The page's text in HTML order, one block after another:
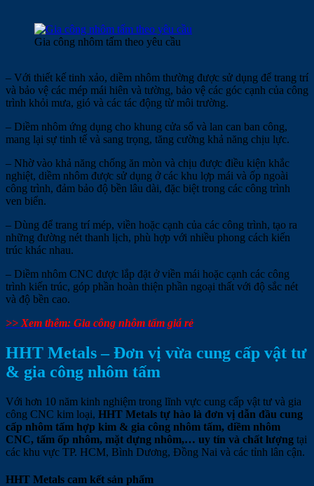
Gia công nhôm tấm theo yêu cầu
– Với thiết kế tinh xảo, diềm nhôm thường được sử dụng để trang trí
và bảo vệ các mép mái hiên và tường, bảo vệ các góc cạnh của công
trình khỏi mưa, gió và các tác động từ môi trường.
– Diềm nhôm ứng dụng cho khung cửa sổ và lan can ban công,
mang lại sự tinh tế và sang trọng, tăng cường khả năng chịu lực.
– Nhờ vào khả năng chống ăn mòn và chịu được điều kiện khắc
nghiệt, diềm nhôm được sử dụng ở các khu lợp mái và ốp ngoài
công trình, đảm bảo độ bền lâu dài, đặc biệt trong các công trình
ven biển.
– Dùng để trang trí mép, viền hoặc cạnh của các công trình, tạo ra
những đường nét thanh lịch, phù hợp với nhiều phong cách kiến
trúc khác nhau.
– Diềm nhôm CNC được lắp đặt ở viền mái hoặc cạnh các công
trình kiến trúc, góp phần hoàn thiện phần ngoại thất với độ sắc nét
và độ bền cao.
>> Xem thêm: Gia công nhôm tấm giá rẻ
HHT Metals – Đơn vị vừa cung cấp vật tư
& gia công nhôm tấm
Với hơn 10 năm kinh nghiệm trong lĩnh vực cung cấp vật tư và gia
công CNC kim loại, HHT Metals tự hào là đơn vị dẫn đầu cung
cấp nhôm tấm hợp kim & gia công nhôm tấm, diềm nhôm
CNC, tấm ốp nhôm, mặt dựng nhôm,… uy tín và chất lượng tại
các khu vực TP. HCM, Bình Dương, Đồng Nai và các tỉnh lân cận.
HHT Metals cam kết sản phẩm